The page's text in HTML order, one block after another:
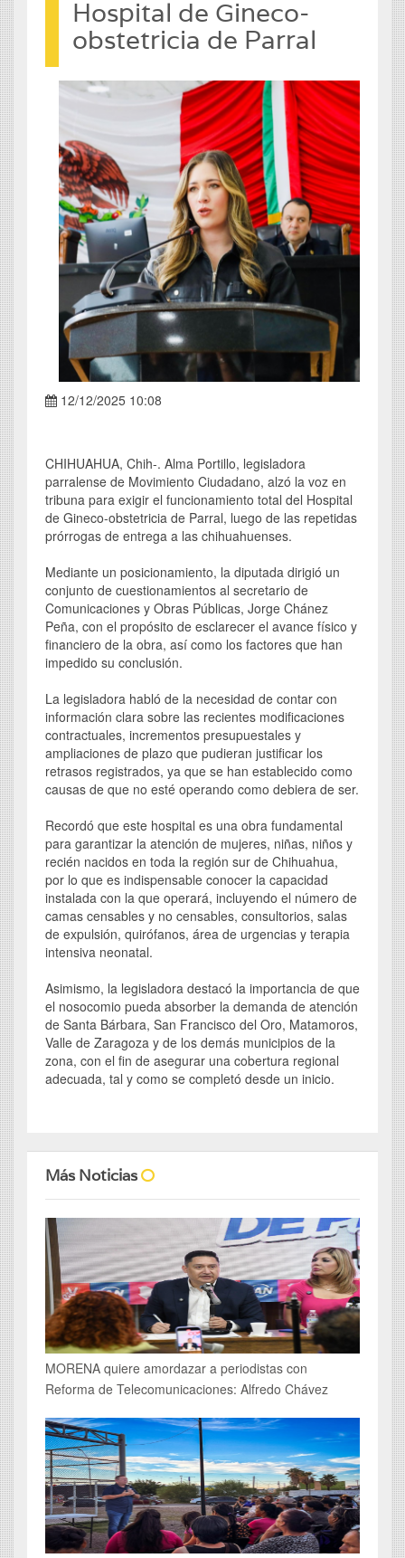
Hospital de Gineco-
obstetricia de Parral
12/12/2025 10:08
CHIHUAHUA, Chih-. Alma Portillo, legisladora
parralense de Movimiento Ciudadano, alzó la voz en
tribuna para exigir el funcionamiento total del Hospital
de Gineco-obstetricia de Parral, luego de las repetidas
prórrogas de entrega a las chihuahuenses.
Mediante un posicionamiento, la diputada dirigió un
conjunto de cuestionamientos al secretario de
Comunicaciones y Obras Públicas, Jorge Chánez
Peña, con el propósito de esclarecer el avance físico y
financiero de la obra, así como los factores que han
impedido su conclusión.
La legisladora habló de la necesidad de contar con
información clara sobre las recientes modificaciones
contractuales, incrementos presupuestales y
ampliaciones de plazo que pudieran justificar los
retrasos registrados, ya que se han establecido como
causas de que no esté operando como debiera de ser.
Recordó que este hospital es una obra fundamental
para garantizar la atención de mujeres, niñas, niños y
recién nacidos en toda la región sur de Chihuahua,
por lo que es indispensable conocer la capacidad
instalada con la que operará, incluyendo el número de
camas censables y no censables, consultorios, salas
de expulsión, quirófanos, área de urgencias y terapia
intensiva neonatal.
Asimismo, la legisladora destacó la importancia de que
el nosocomio pueda absorber la demanda de atención
de Santa Bárbara, San Francisco del Oro, Matamoros,
Valle de Zaragoza y de los demás municipios de la
zona, con el fin de asegurar una cobertura regional
adecuada, tal y como se completó desde un inicio.
Más Noticias
MORENA quiere amordazar a periodistas con
Reforma de Telecomunicaciones: Alfredo Chávez